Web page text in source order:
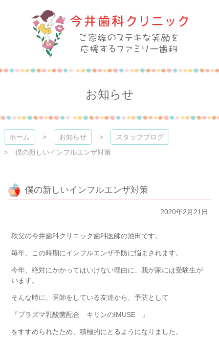
プ
今井歯科クリニック
お知らせ
ホーム お知らせ
スタッフブログ
僕の新しいインフルエンザ対策
僕の新しいインフルエンザ対策
2020年2月21日
秩父の今井歯科クリニック歯科医師の池田です。
毎年、この時期にインフルエンザ予防に悩まされます。
今年、絶対にかかってはいけない理由に、我が家には受験生が
います。
そんな時に、医師をしている友達から、予防として
『プラズマ乳酸菌配合 キリンのIMUSE 』
をすすめられたため、積極的にとるようになりました。